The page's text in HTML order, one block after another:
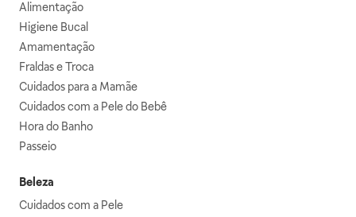
Alimentação
Higiene Bucal
Amamentação
Fraldas e Troca
Cuidados para a Mamãe
Cuidados com a Pele do Bebê
Hora do Banho
Passeio
Beleza
Cuidados com a Pele